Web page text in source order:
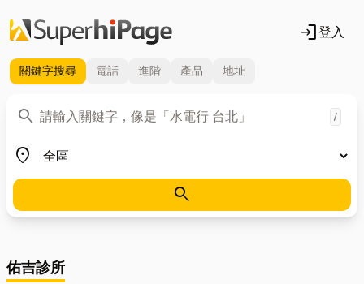
login登入
關鍵字搜尋 電話 進階 產品 地址
search
關鍵字 /
place
地區
search
佑吉診所